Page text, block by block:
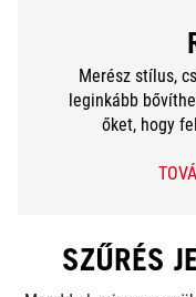
Merész stílus,
leginkább
őket, hogy
ROG
SZŰRÉS